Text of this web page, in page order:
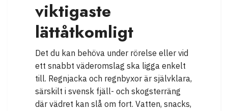
viktigaste
lättåtkomligt
Det du kan behöva under rörelse eller vid
ett snabbt väderomslag ska ligga enkelt
till. Regnjacka och regnbyxor är självklara,
särskilt i svensk fjäll- och skogsterräng
där vädret kan slå om fort. Vatten, snacks,